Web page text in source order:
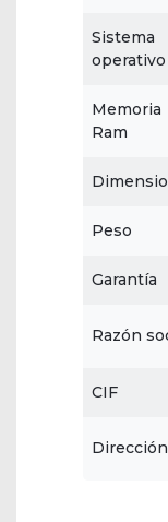
Sistema
operativo
Memoria
Ram
Peso
Garantía
Razón
CIF
Dirección